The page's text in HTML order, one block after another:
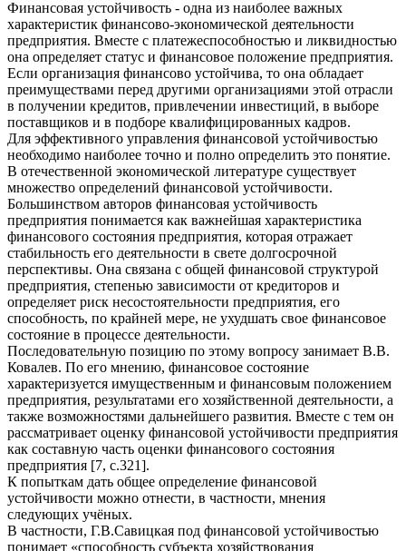
Финансовая устойчивость - одна из наиболее важных
характеристик финансово-экономической деятельности
предприятия. Вместе с платежеспособностью и ликвидностью
она определяет статус и финансовое положение предприятия.
Если организация финансово устойчива, то она обладает
преимуществами перед другими организациями этой отрасли
в получении кредитов, привлечении инвестиций, в выборе
поставщиков и в подборе квалифицированных кадров.
Для эффективного управления финансовой устойчивостью
необходимо наиболее точно и полно определить это понятие.
В отечественной экономической литературе существует
множество определений финансовой устойчивости.
Большинством авторов финансовая устойчивость
предприятия понимается как важнейшая характеристика
финансового состояния предприятия, которая отражает
стабильность его деятельности в свете долгосрочной
перспективы. Она связана с общей финансовой структурой
предприятия, степенью зависимости от кредиторов и
определяет риск несостоятельности предприятия, его
способность, по крайней мере, не ухудшать свое финансовое
состояние в процессе деятельности.
Последовательную позицию по этому вопросу занимает В.В.
Ковалев. По его мнению, финансовое состояние
характеризуется имущественным и финансовым положением
предприятия, результатами его хозяйственной деятельности, а
также возможностями дальнейшего развития. Вместе с тем он
рассматривает оценку финансовой устойчивости предприятия
как составную часть оценки финансового состояния
предприятия [7, с.321].
К попыткам дать общее определение финансовой
устойчивости можно отнести, в частности, мнения
следующих учёных.
В частности, Г.В.Савицкая под финансовой устойчивостью
понимает «способность субъекта хозяйствования